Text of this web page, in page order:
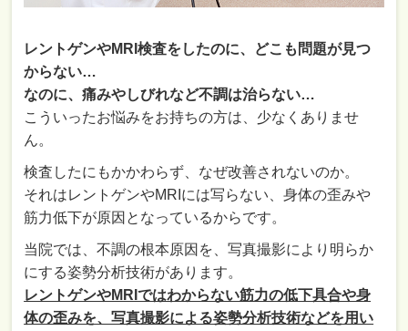
レントゲンやMRI検査をしたのに、どこも問題が見つ
からない…
なのに、痛みやしびれなど不調は治らない…
こういったお悩みをお持ちの方は、少なくありませ
ん。
検査したにもかかわらず、なぜ改善されないのか。
それはレントゲンやMRIには写らない、身体の歪みや
筋力低下が原因となっているからです。
当院では、不調の根本原因を、写真撮影により明らか
にする姿勢分析技術があります。
レントゲンやMRIではわからない筋力の低下具合や身
体の歪みを、写真撮影による姿勢分析技術などを用い